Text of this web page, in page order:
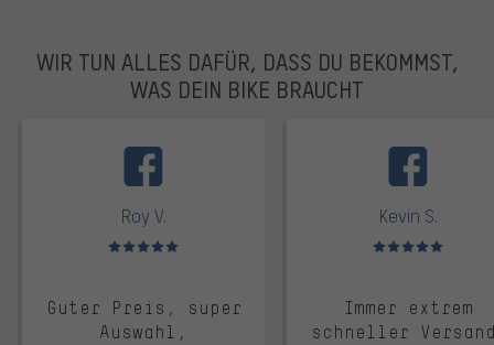
WIR TUN ALLES DAFÜR, DASS DU BEKOMMST,
WAS DEIN BIKE BRAUCHT
Roy V.
Bewertungen: 5 von 5
Guter Preis, super
Auswahl,
Kevin S.
Bewertungen: 5 von 5
Immer extrem
schneller